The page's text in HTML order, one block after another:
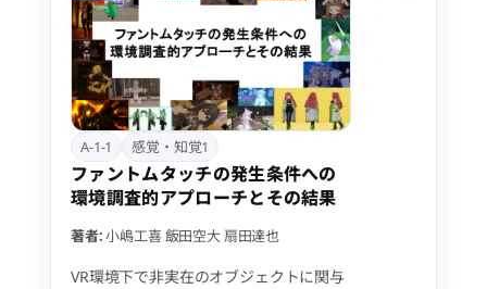
A-1-1 感覚・知覚1
ファントムタッチの発生条件への
環境調査的アプローチとその結果
著者:小嶋工喜飯田空大扇田達也
VR環境下で非実在のオブジェクトに関与